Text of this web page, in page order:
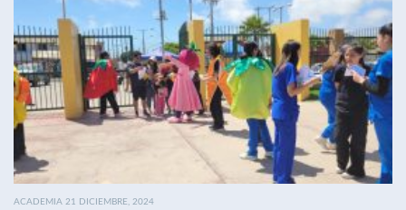
ACADEMIA 21 DICIEMBRE, 2024